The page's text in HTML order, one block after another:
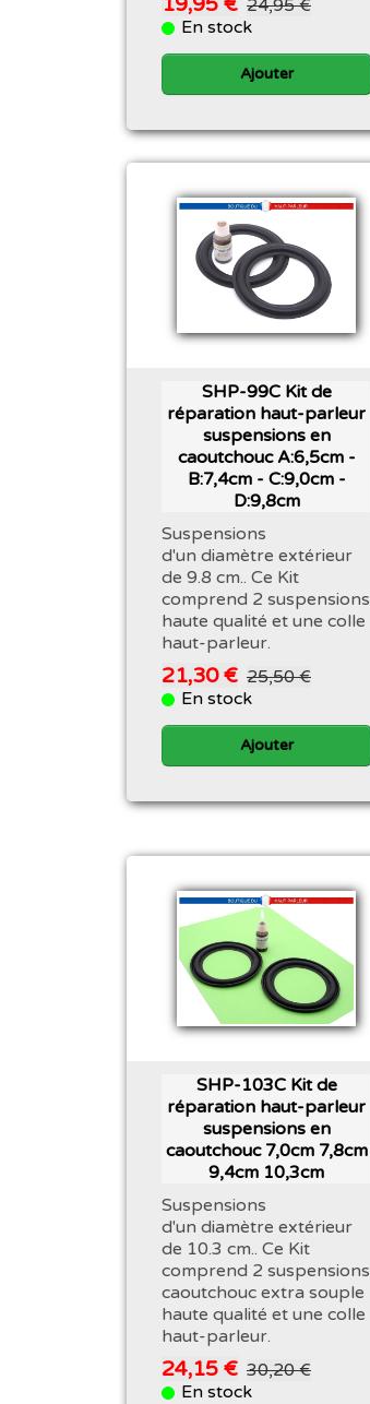
24,95 €
En stock
Ajouter
SHP-99C Kit de
réparation haut-parleur
suspensions en
caoutchouc A:6,5cm -
B:7,4cm - C:9,0cm -
D:9,8cm
Suspensions
d'un diamètre extérieur
de 9.8 cm.. Ce Kit
comprend 2 suspensions
haute qualité et une colle
haut-parleur.
21,30 € 25,50 €
En stock
Ajouter
SHP-103C Kit de
réparation haut-parleur
suspensions en
caoutchouc 7,0cm 7,8cm
9,4cm 10,3cm
Suspensions
d'un diamètre extérieur
de 10.3 cm.. Ce Kit
comprend 2 suspensions
caoutchouc extra souple
haute qualité et une colle
haut-parleur.
24,15 € 30,20 €
En stock